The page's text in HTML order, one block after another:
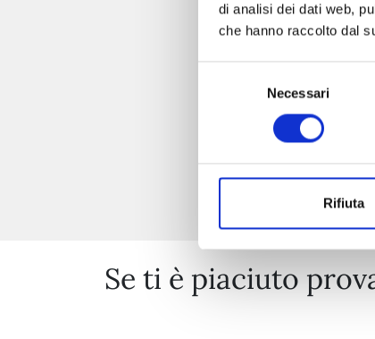
di analisi dei dati web,
che hanno raccolto dal
Necessari
Rifiuta
Se ti è piaciuto